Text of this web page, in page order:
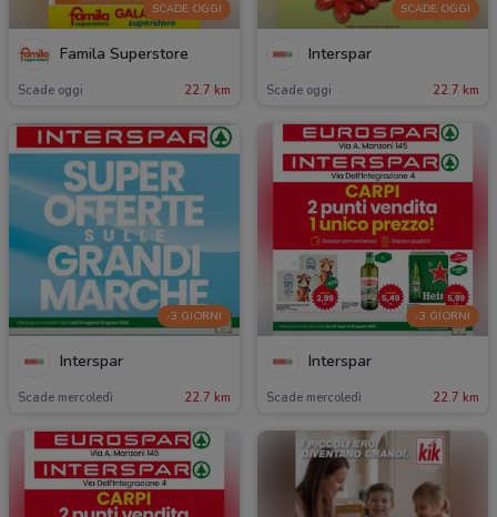
SCADE OGGI
Famila Superstore
Scade oggi 22.7 km
SCADE OGGI
Interspar
Scade oggi 22.7 km
-3 GIORNI
Interspar
Scade mercoledì 22.7 km
-3 GIORNI
Interspar
Scade mercoledì 22.7 km